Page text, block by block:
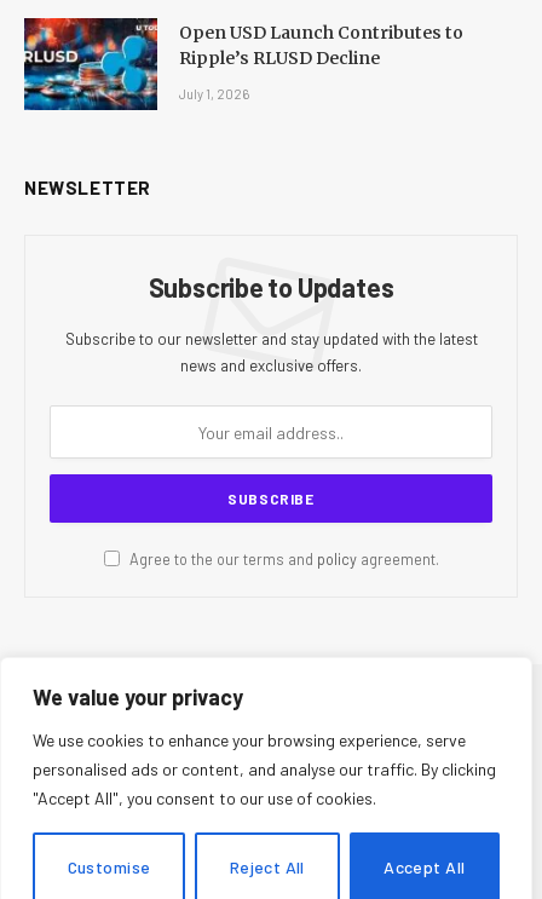
We value your privacy
We use cookies to enhance your browsing experience, serve
personalised ads or content, and analyse our traffic. By clicking
"Accept All", you consent to our use of cookies.
Customise Reject All Accept All
Open USD Launch Contributes to
Ripple’s RLUSD Decline
July 1, 2026
NEWSLETTER
Subscribe to Updates
Subscribe to our newsletter and stay updated with the latest
news and exclusive offers.
Agree to the our terms and policyagreement.
About Us Editorial Team Contact Us
Privacy Policy
Terms and Conditions
Disclaimer
Editorial Policy
Corrections Policy
Fact-Checking Policy
Ethics Policy
AI Usage Policy